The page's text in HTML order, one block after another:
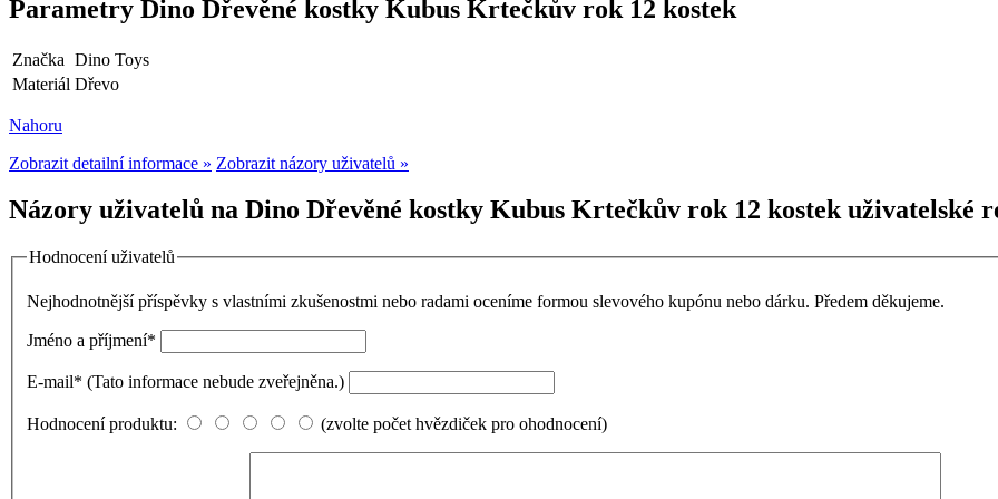
Parametry Dino Dřevěné kostky Kubus Krtečkův rok 12 kostek
Značka Dino Toys
Materiál Dřevo
Nahoru
Zobrazit detailní informace » Zobrazit názory uživatelů »
Názory uživatelů na Dino Dřevěné kostky Kubus Krtečkův rok 12 kostek uživatelské
Hodnocení uživatelů
Nejhodnotnější příspěvky s vlastními zkušenostmi nebo radami oceníme formou slevového kupónu nebo dárku. Předem děkujeme.
Jméno a příjmení*
E-mail* (Tato informace nebude zveřejněna.)
Hodnocení produktu: (zvolte počet hvězdiček pro ohodnocení)